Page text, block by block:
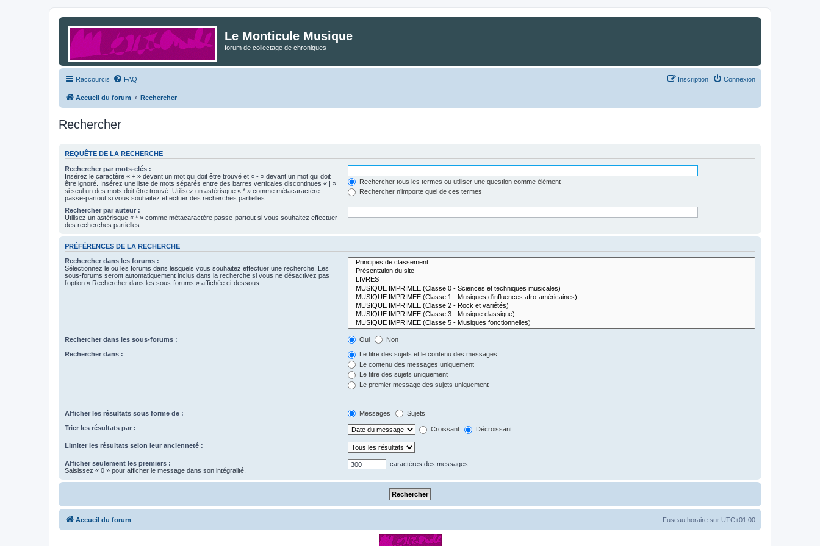
Le Monticule Musique
forum de collectage de chroniques
Raccourcis FAQ Connexion
Inscription
Accueil du forum Rechercher
Rechercher
REQUÊTE DE LA RECHERCHE
Rechercher par mots-clés :
Insérez le caractère « + » devant un mot qui doit être trouvé et « - » devant un mot qui doit
être ignoré. Insérez une liste de mots séparés entre des barres verticales discontinues « | »
si seul un des mots doit être trouvé. Utilisez un astérisque « * » comme métacaractère
passe-partout si vous souhaitez effectuer des recherches partielles.
Rechercher tous les termes ou utiliser une question comme élément
Rechercher n’importe quel de ces termes
Rechercher par auteur :
Utilisez un astérisque « * » comme métacaractère passe-partout si vous souhaitez effectuer
des recherches partielles.
PRÉFÉRENCES DE LA RECHERCHE
Rechercher dans les forums :
Sélectionnez le ou les forums dans lesquels vous souhaitez effectuer une recherche. Les
sous-forums seront automatiquement inclus dans la recherche si vous ne désactivez pas
l’option « Rechercher dans les sous-forums » affichée ci-dessous.
Rechercher dans les sous-forums : Oui Non
Rechercher dans :
Le titre des sujets et le contenu des messages
Le contenu des messages uniquement
Le titre des sujets uniquement
Le premier message des sujets uniquement
Afficher les résultats sous forme de : Messages Sujets
Trier les résultats par : Croissant Décroissant
Limiter les résultats selon leur ancienneté :
Afficher seulement les premiers :
Saisissez « 0 » pour afficher le message dans son intégralité.
caractères des messages
Accueil du forum Fuseau horaire sur UTC+01:00